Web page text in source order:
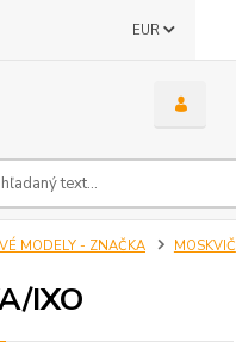
EUR
MODELY - ZNAČKA MOSKVIČ
IXO